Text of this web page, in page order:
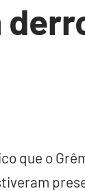
que o